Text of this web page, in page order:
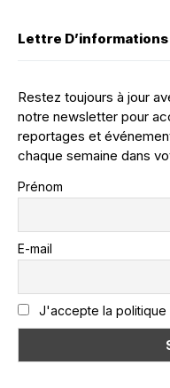
Lettre D’informations
Restez toujours à jour
notre newsletter pour
reportages et
chaque semaine dans
Prénom
E-mail
J'accepte la politique